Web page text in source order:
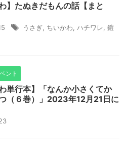
】たぬきだもんの話【まと
うさぎ ちいかわ ハチワレ 鎧
ント
わ単行本】「なんか小さくてか
（６巻）」2023年12月21日に